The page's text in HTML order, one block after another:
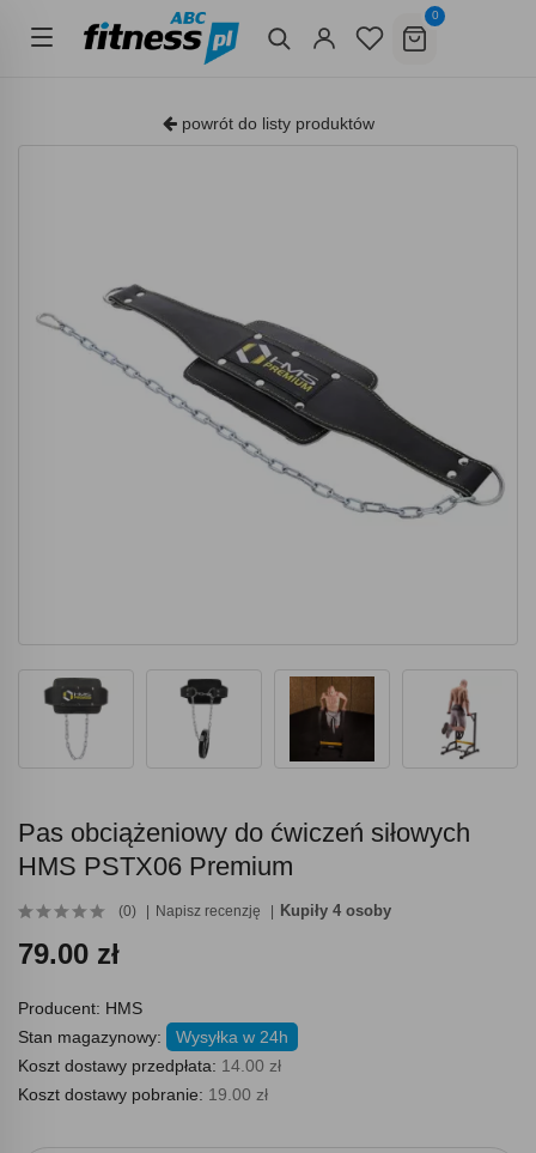
0
powrót do listy produktów
Pas obciążeniowy do ćwiczeń siłowych
HMS PSTX06 Premium
(0) Napisz recenzję Kupiły 4 osoby
79.00 zł
Producent: HMS
Stan magazynowy:
Wysyłka w 24h
Koszt dostawy przedpłata: 14.00 zł
Koszt dostawy pobranie: 19.00 zł